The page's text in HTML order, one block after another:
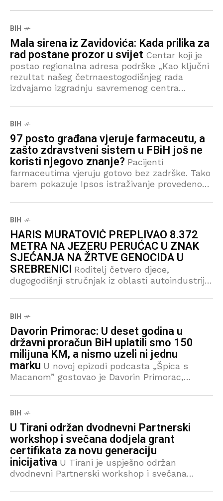
rezultatima ispisao nove stranice historije
BIH
Mala sirena iz Zavidovića: Kada prilika za
rad postane prozor u svijet Centar koji je
postao regionalna adresa podrške „Kao ključni
rezultat našeg četrnaestogodišnjeg rada
izdvajamo izgradnju savremenog centra
najopremljenijih objekata ove vrste u Bosni
BIH
97 posto građana vjeruje farmaceutu, a
zašto zdravstveni sistem u FBiH još ne
koristi njegovo znanje? Pacijenti
farmaceutima vjeruju gotovo bez zadrške. Tako
barem pokazuje Ipsos istraživanje provedeno
vjeruje savjetu farmaceuta, dok ga 87 posto
smatra veoma dostupnim zdravstvenim
BIH
HARIS MURATOVIĆ PREPLIVAO 8.372
METRA NA JEZERU PERUĆAC U ZNAK
SJEĆANJA NA ŽRTVE GENOCIDA U
SREBRENICI Roditelj četvero djece,
dugogodišnji stručnjak iz oblasti autoindustrije,
Muratović preplivao je danas na jezeru Perućac
dionicu dugu 8.372 metra, u znak sjećanja na
BIH
Davorin Primorac: U deset godina u
državni proračun BiH uplatili smo 150
milijuna KM, a nismo uzeli ni jednu
marku U novoj epizodi podcasta „Špica s
Macanom” gostovao je Davorin Primorac,
plovidbi Bosne i Hercegovine – BHANSA.
Govorio je o strateškom značaju civilnog
BIH
U Tirani održan dvodnevni Partnerski
workshop i svečana dodjela grant
certifikata za novu generaciju
inicijativa U Tirani je uspješno održan
dvodnevni Partnerski workshop i svečana
regionalna projekta u okviru programa Grants